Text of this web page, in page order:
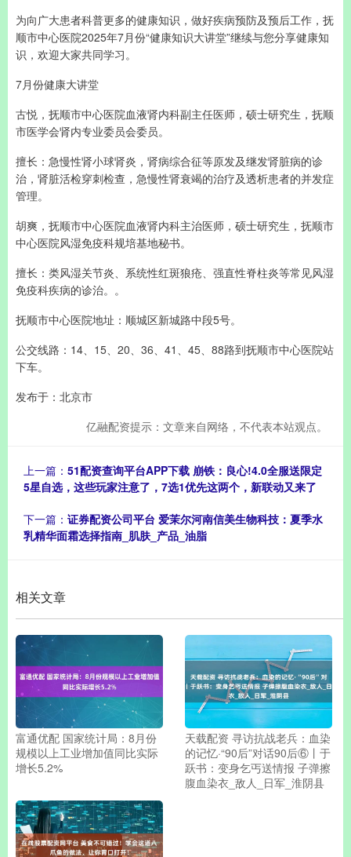
为向广大患者科普更多的健康知识，做好疾病预防及预后工作，抚
顺市中心医院2025年7月份“健康知识大讲堂”继续与您分享健康知
识，欢迎大家共同学习。
7月份健康大讲堂
古悦，抚顺市中心医院血液肾内科副主任医师，硕士研究生，抚顺
市医学会肾内专业委员会委员。
擅长：急慢性肾小球肾炎，肾病综合征等原发及继发肾脏病的诊
治，肾脏活检穿刺检查，急慢性肾衰竭的治疗及透析患者的并发症
管理。
胡爽，抚顺市中心医院血液肾内科主治医师，硕士研究生，抚顺市
中心医院风湿免疫科规培基地秘书。
擅长：类风湿关节炎、系统性红斑狼疮、强直性脊柱炎等常见风湿
免疫科疾病的诊治。。
抚顺市中心医院地址：顺城区新城路中段5号。
公交线路：14、15、20、36、41、45、88路到抚顺市中心医院站
下车。
发布于：北京市
亿融配资提示：文章来自网络，不代表本站观点。
上一篇： 51配资查询平台APP下载 崩铁：良心!4.0全服送限定
5星自选，这些玩家注意了，7选1优先这两个，新联动又来了
下一篇： 证券配资公司平台 爱茉尔河南信美生物科技：夏季水
乳精华面霜选择指南_肌肤_产品_油脂
相关文章
富通优配 国家统计局：8月份
规模以上工业增加值同比实际
增长5.2%
天载配资 寻访抗战老兵：血染
的记忆·“90后”对话90后⑥丨于
跃书：变身乞丐送情报 子弹擦
腹血染衣_敌人_日军_淮阴县